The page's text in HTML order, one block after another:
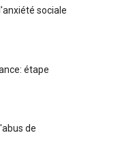
sociale
étape
de